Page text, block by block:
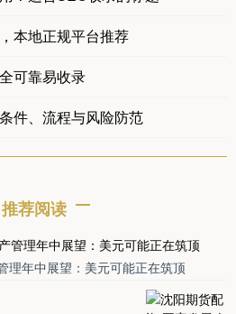
本地正规平台推荐
可靠易收录
件、流程与风险防范
推荐阅读
理年中展望：美元可能正在筑顶